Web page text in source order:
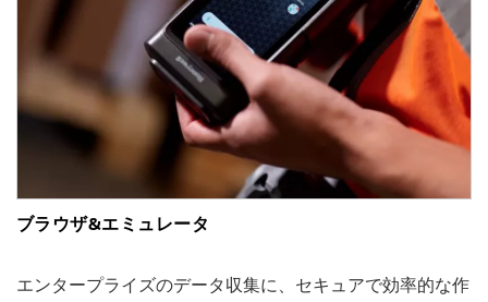
ブラウザ&エミュレータ
エンタープライズのデータ収集に、セキュアで効率的な作